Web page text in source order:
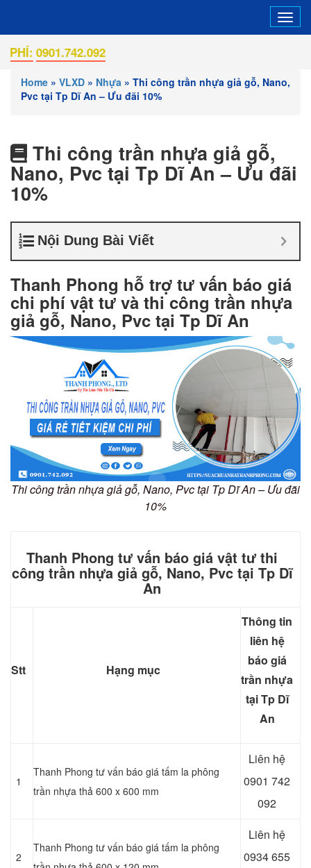
0901.742.092
Home » VLXD » Nhựa » Thi công trần nhựa giả gỗ, Nano,
Pvc tại Tp Dĩ An – Ưu đãi 10%
Thi công trần nhựa giả gỗ,
Nano, Pvc tại Tp Dĩ An – Ưu đãi
10%
Nội Dung Bài Viết
Thanh Phong hỗ trợ tư vấn báo giá
chi phí vật tư và thi công trần nhựa
giả gỗ, Nano, Pvc tại Tp Dĩ An
Thi công trần nhựa giả gỗ, Nano, Pvc tại Tp Dĩ An – Ưu đãi
10%
Thanh Phong tư vấn báo giá vật tư thi
công trần nhựa giả gỗ, Nano, Pvc tại Tp Dĩ
An
Stt Hạng mục
Thông tin
liên hệ
báo giá
trần nhựa
tại Tp Dĩ
An
1
Thanh Phong tư vấn báo giá tấm la phông
trần nhựa thả 600 x 600 mm
Liên hệ
0901 742
092
2
Thanh Phong tư vấn báo giá tấm la phông
Liên hệ
0934 655